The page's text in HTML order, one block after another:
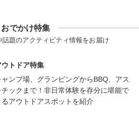
おでかけ特集
題のアクティビティ情報をお届け
ウトドア特集
ャンプ場、グランピングからBBQ、アス
チックまで！非日常体験を存分に堪能で
るアウトドアスポットを紹介